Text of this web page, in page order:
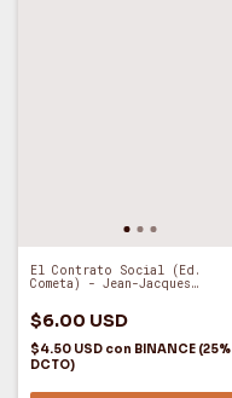
El Contrato Social (Ed.
Cometa) - Jean-Jacques
$6.00 USD
$4.50 USD con BINANCE (25%
DCTO)